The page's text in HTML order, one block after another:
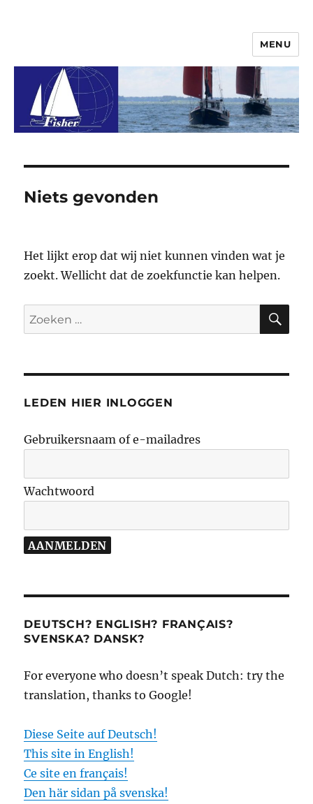
© 2026 Vereniging FisherClub
MENU
Niets gevonden
Het lijkt erop dat wij niet kunnen vinden wat je
zoekt. Wellicht dat de zoekfunctie kan helpen.
Zoeken
naar:
LEDEN HIER INLOGGEN
Gebruikersnaam of e-mailadres
Wachtwoord
DEUTSCH? ENGLISH? FRANÇAIS?
SVENSKA? DANSK?
For everyone who doesn’t speak Dutch: try the
translation, thanks to Google!
Diese Seite auf Deutsch!
This site in English!
Ce site en français!
Den här sidan på svenska!